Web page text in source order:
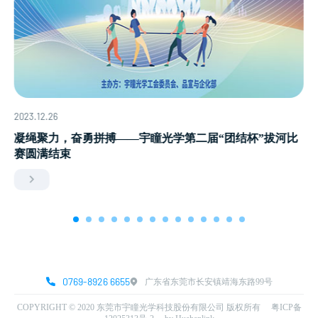
2023.12.26
凝绳聚力，奋勇拼搏——宇瞳光学第二届“团结杯”拔河比
赛圆满结束
0769-8926 6655 广东省东莞市长安镇靖海东路99号
COPYRIGHT © 2020 东莞市宇瞳光学科技股份有限公司 版权所有 粤ICP备